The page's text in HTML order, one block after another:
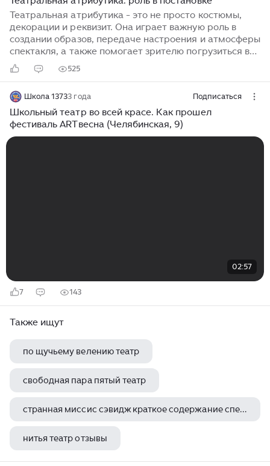
Театральная атрибутика - это не просто костюмы,
декорации и реквизит. Она играет важную роль в
создании образов, передаче настроения и атмосферы
спектакля, а также помогает зрителю погрузиться в
историю и проникнуться ее смыслом. Одним из самых
важных элементов театральной атрибутики является
аккуратным, но и соответствовать времени, месту и
характерам персонажей. Костюмы помогают зрителю
понять, кто есть кто на сцене и какой характер у
каждого персонажа. Они могут помочь создать
525
Школа 13733 года Подписаться
Школьный театр во всей красе. Как прошел
фестиваль ARTвесна (Челябинская, 9)
02:57
7 143
Также ищут
по щучьему велению театр
свободная пара пятый театр
странная миссис сэвидж краткое содержание спектакля
нитья театр отзывы